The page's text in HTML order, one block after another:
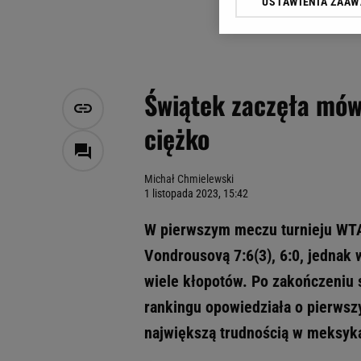
Świątek zaczęła
ciężko
Michał Chmielewski
1 listopada 2023, 15:42
W pierwszym meczu turnieju
Vondrousovą 7:6(3), 6:0, jednak
wiele kłopotów. Po
rankingu opowiedziała o
największą trudnością w
Klikając „Akceptuję”
Zaufanych Partnerów i
My, nasi Zaufani
Użycie dokładnych